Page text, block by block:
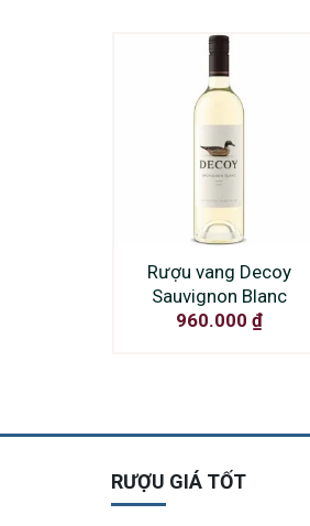
Rượu vang Decoy
Sauvignon Blanc
960.000 ₫
RƯỢU GIÁ TỐT